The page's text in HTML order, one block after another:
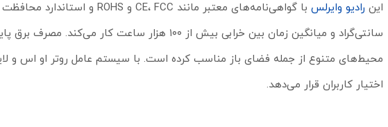
این رادیو وایرلس
اختیار کاربران قرار می‌دهد.